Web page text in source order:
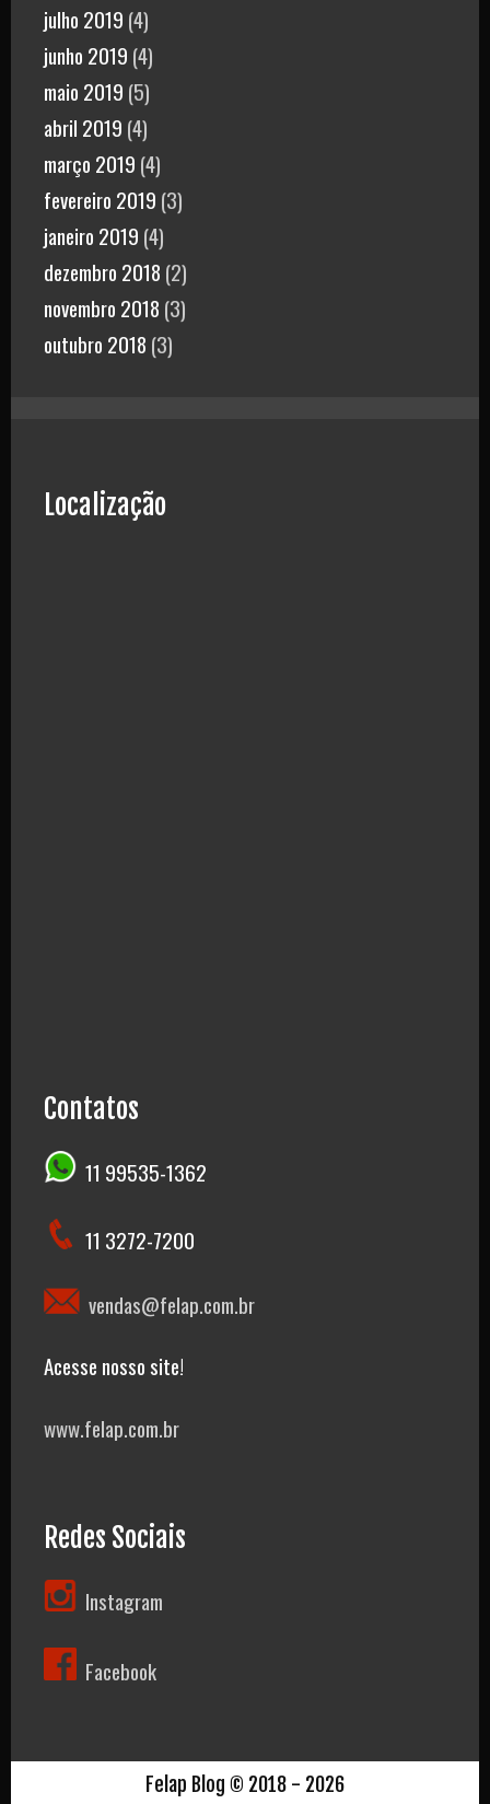
julho 2019 (4)
junho 2019 (4)
maio 2019 (5)
abril 2019 (4)
março 2019 (4)
fevereiro 2019 (3)
janeiro 2019 (4)
dezembro 2018 (2)
novembro 2018 (3)
outubro 2018 (3)
Localização
Contatos
11 99535-1362
11 3272-7200
vendas@felap.com.br
Acesse nosso site!
www.felap.com.br
Redes Sociais
Instagram
Facebook
Felap Blog © 2018 - 2026